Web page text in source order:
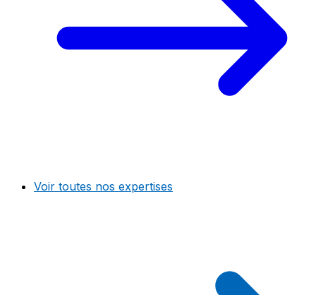
Voir toutes nos expertises